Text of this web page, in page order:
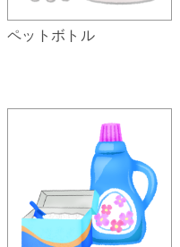
ペットボトル